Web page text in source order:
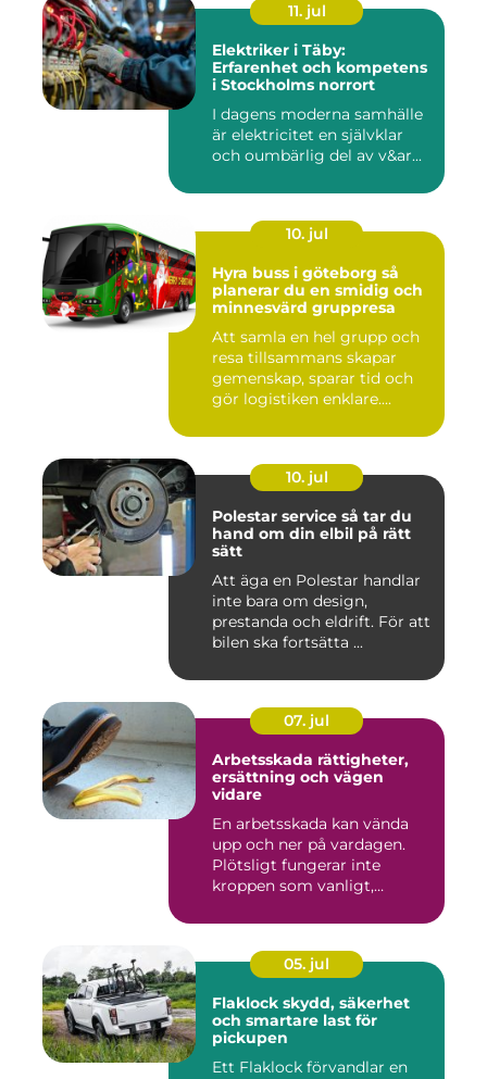
11. jul
Elektriker i Täby:
Erfarenhet och kompetens
i Stockholms norrort
I dagens moderna samhälle
är elektricitet en självklar
och oumbärlig del av v&ar...
10. jul
Hyra buss i göteborg så
planerar du en smidig och
minnesvärd gruppresa
Att samla en hel grupp och
resa tillsammans skapar
gemenskap, sparar tid och
gör logistiken enklare....
10. jul
Polestar service så tar du
hand om din elbil på rätt
sätt
Att äga en Polestar handlar
inte bara om design,
prestanda och eldrift. För att
bilen ska fortsätta ...
07. jul
Arbetsskada rättigheter,
ersättning och vägen
vidare
En arbetsskada kan vända
upp och ner på vardagen.
Plötsligt fungerar inte
kroppen som vanligt,
05. jul
Flaklock skydd, säkerhet
och smartare last för
pickupen
Ett Flaklock förvandlar en